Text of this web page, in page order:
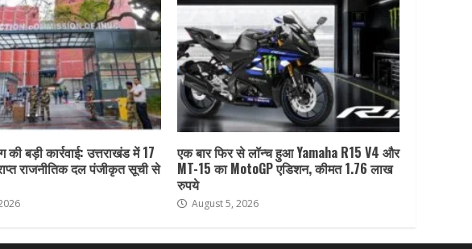
की बड़ी कार्रवाई: उत्तराखंड में 17
राजनीतिक दल पंजीकृत सूची से
एक बार फिर से लॉन्च हुआ Yamaha R15 V4 और
MT-15 का MotoGP एडिशन, कीमत 1.76 लाख
रुपये
August 5, 2026